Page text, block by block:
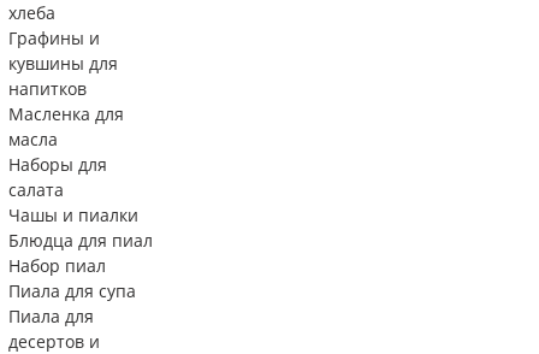
хлеба
Графины и
кувшины для
напитков
Масленка для
масла
Наборы для
салата
Чашы и пиалки
Блюдца для пиал
Набор пиал
Пиала для супа
Пиала для
десертов и